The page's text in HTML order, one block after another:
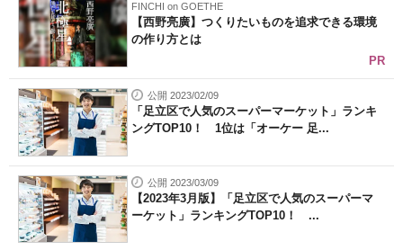
FINCHI on GOETHE
【西野亮廣】つくりたいものを追求できる環境
の作り方とは
PR
公開 2023/02/09
「足立区で人気のスーパーマーケット」ランキ
ングTOP10！ 1位は「オーケー 足...
公開 2023/03/09
【2023年3月版】「足立区で人気のスーパーマ
ーケット」ランキングTOP10！ ...